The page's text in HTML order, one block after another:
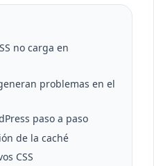
no carga en
problemas en el
paso a paso
de la caché
CSS